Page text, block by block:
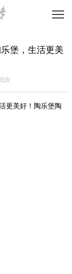
堡，生活更美
次
更美好！ 陶乐堡陶